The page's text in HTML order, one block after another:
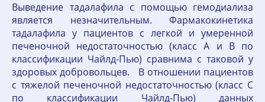
Выведение тадалафила с помощью гемодиализа
является незначительным. Фармакокинетика
тадалафила у пациентов с легкой и умеренной
печеночной недостаточностью (класс А и В по
классификации Чайлд-Пью) сравнима с таковой у
здоровых добровольцев. В отношении пациентов
с тяжелой печеночной недостаточностью (класс С
по классификации Чайлд-Пью) данных